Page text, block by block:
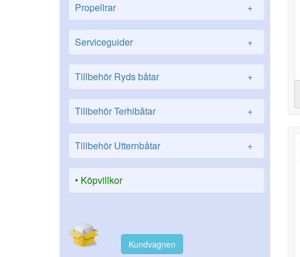
Propellrar +
Serviceguider +
Tillbehör Ryds båtar +
Tillbehör Terhibåtar +
Tillbehör Utternbåtar +
Köpvillkor
Kundvagnen